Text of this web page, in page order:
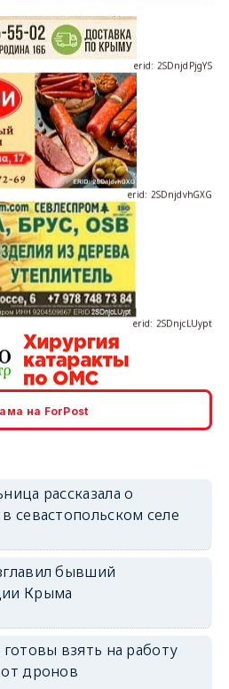
erid: 2SDnjdPjgYS
erid: 2SDnjdvhGXG
на ForPost
рассказала о
севастопольском селе
бывший
Крыма
взять на работу
дронов